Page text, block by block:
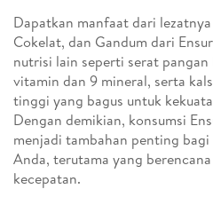
Dapatkan manfaat dari
Cokelat, dan Gandum dari
nutrisi lain seperti serat pangan
vitamin dan 9 mineral, serta
tinggi yang bagus untuk
Dengan demikian, konsumsi
menjadi tambahan penting
Anda, terutama yang
kecepatan.